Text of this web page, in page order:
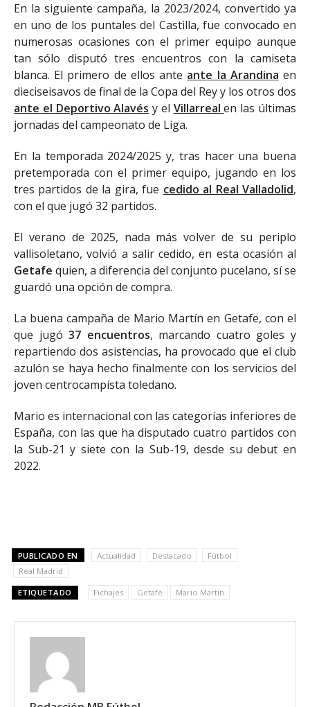
En la siguiente campaña, la 2023/2024, convertido ya
en uno de los puntales del Castilla, fue convocado en
numerosas ocasiones con el primer equipo aunque
tan sólo disputó tres encuentros con la camiseta
blanca. El primero de ellos ante ante la Arandina en
dieciseisavos de final de la Copa del Rey y los otros dos
ante el Deportivo Alavés y el Villarreal en las últimas
jornadas del campeonato de Liga.
En la temporada 2024/2025 y, tras hacer una buena
pretemporada con el primer equipo, jugando en los
tres partidos de la gira, fue cedido al Real Valladolid,
con el que jugó 32 partidos.
El verano de 2025, nada más volver de su periplo
vallisoletano, volvió a salir cedido, en esta ocasión al
Getafe quien, a diferencia del conjunto pucelano, sí se
guardó una opción de compra.
La buena campaña de Mario Martín en Getafe, con el
que jugó37 encuentros, marcando cuatro goles y
repartiendo dos asistencias, ha provocado que el club
azulón se haya hecho finalmente con los servicios del
joven centrocampista toledano.
Mario es internacional con las categorías inferiores de
España, con las que ha disputado cuatro partidos con
la Sub-21 y siete con la Sub-19, desde su debut en
2022.
PUBLICADO EN Actualidad Destacado
Fútbol
Real Madrid
ETIQUETADO Fichajes Getafe Mario Martín